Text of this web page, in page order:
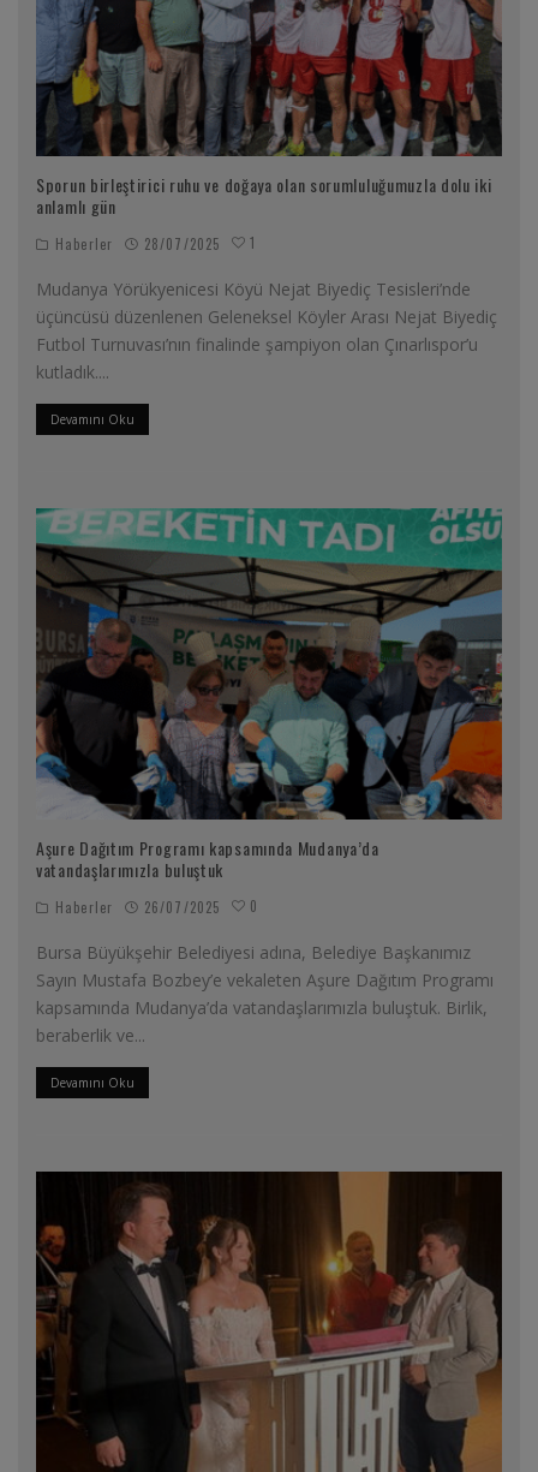
Sporun birleştirici ruhu ve doğaya olan sorumluluğumuzla dolu iki
anlamlı gün
Haberler 28/07/2025 1
Mudanya Yörükyenicesi Köyü Nejat Biyediç Tesisleri’nde
üçüncüsü düzenlenen Geleneksel Köyler Arası Nejat Biyediç
Futbol Turnuvası’nın finalinde şampiyon olan Çınarlıspor’u
kutladık....
Devamını Oku
Aşure Dağıtım Programı kapsamında Mudanya’da
vatandaşlarımızla buluştuk
Haberler 26/07/2025 0
Bursa Büyükşehir Belediyesi adına, Belediye Başkanımız
Sayın Mustafa Bozbey’e vekaleten Aşure Dağıtım Programı
kapsamında Mudanya’da vatandaşlarımızla buluştuk. Birlik,
beraberlik ve...
Devamını Oku